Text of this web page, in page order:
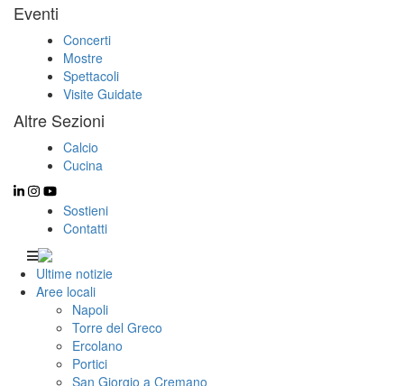
Eventi
Concerti
Mostre
Spettacoli
Visite Guidate
Altre Sezioni
Calcio
Cucina
Sostieni
Contatti
Ultime notizie
Aree locali
Napoli
Torre del Greco
Ercolano
Portici
San Giorgio a Cremano